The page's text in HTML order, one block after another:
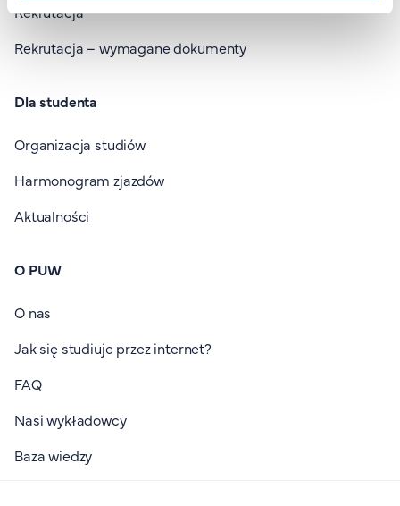
Rekrutacja
Rekrutacja – wymagane dokumenty
Dla studenta
Organizacja studiów
Harmonogram zjazdów
Aktualności
O PUW
O nas
Jak się studiuje przez internet?
FAQ
Nasi wykładowcy
Baza wiedzy